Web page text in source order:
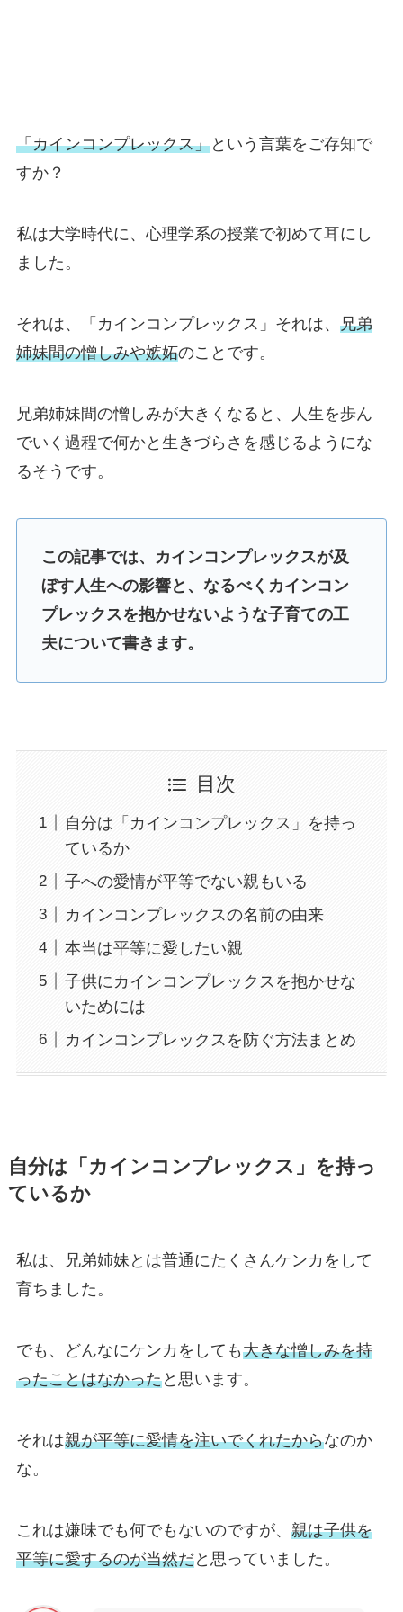
「カインコンプレックス」という言葉をご存知で
すか？
私は大学時代に、心理学系の授業で初めて耳にし
ました。
それは、「カインコンプレックス」それは、 兄弟
姉妹間の憎しみや嫉妬のことです。
兄弟姉妹間の憎しみが大きくなると、人生を歩ん
でいく過程で何かと生きづらさを感じるようにな
るそうです。
この記事では、カインコンプレックスが及
ぼす人生への影響と、なるべくカインコン
プレックスを抱かせないような子育ての工
夫について書きます。
目次
自分は「カインコンプレックス」を持っ
ているか
子への愛情が平等でない親もいる
カインコンプレックスの名前の由来
本当は平等に愛したい親
子供にカインコンプレックスを抱かせな
いためには
カインコンプレックスを防ぐ方法まとめ
自分は「カインコンプレックス」を持っ
ているか
私は、兄弟姉妹とは普通にたくさんケンカをして
育ちました。
でも、どんなにケンカをしても大きな憎しみを持
ったことはなかったと思います。
それは親が平等に愛情を注いでくれたからなのか
な。
これは嫌味でも何でもないのですが、 親は子供を
平等に愛するのが当然だと思っていました。